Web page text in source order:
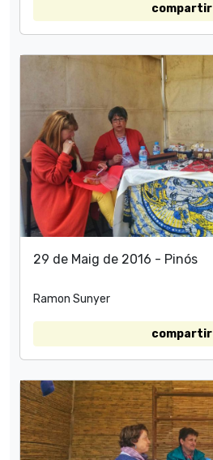
compartir
29 de Maig de 2016 - Pinós
Ramon Sunyer
compartir